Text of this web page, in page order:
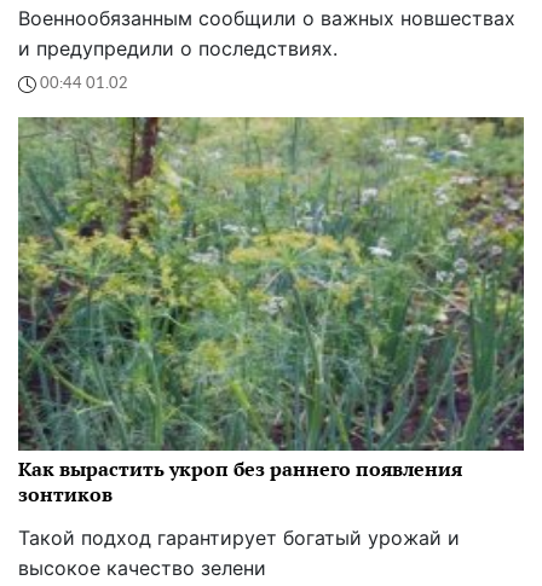
Военнообязанным сообщили о важных новшествах
и предупредили о последствиях.
00:44 01.02
Как вырастить укроп без раннего появления
зонтиков
Такой подход гарантирует богатый урожай и
высокое качество зелени